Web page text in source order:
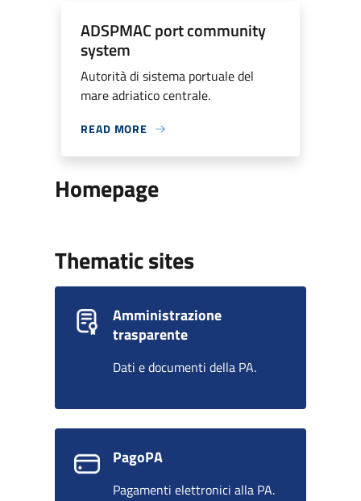
ADSPMAC port community
system
Autorità di sistema portuale del
mare adriatico centrale.
READ MORE
Homepage
Thematic sites
Amministrazione
trasparente
Dati e documenti della PA.
PagoPA
Pagamenti elettronici alla PA.